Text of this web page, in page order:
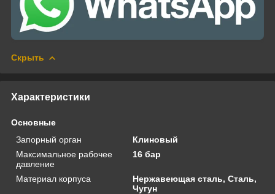
Скрыть
Характеристики
Основные
Запорный орган
Клиновый
Максимальное рабочее
давление
16 бар
Материал корпуса
Нержавеющая сталь, Сталь,
Чугун